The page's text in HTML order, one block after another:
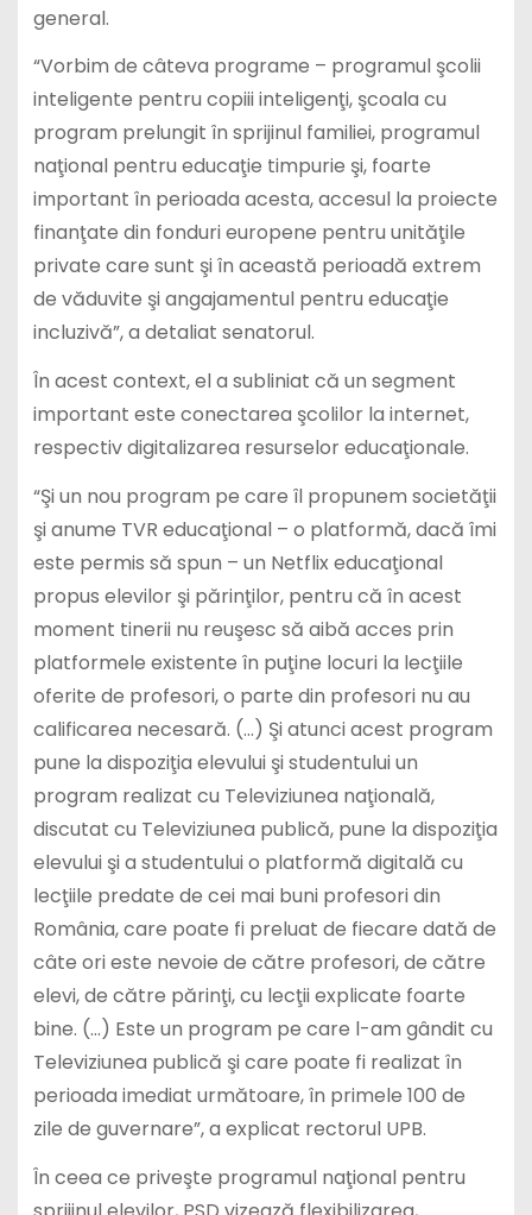
general.
“Vorbim de câteva programe – programul şcolii
inteligente pentru copiii inteligenţi, şcoala cu
program prelungit în sprijinul familiei, programul
naţional pentru educaţie timpurie şi, foarte
important în perioada acesta, accesul la proiecte
finanţate din fonduri europene pentru unităţile
private care sunt şi în această perioadă extrem
de văduvite şi angajamentul pentru educaţie
incluzivă”, a detaliat senatorul.
În acest context, el a subliniat că un segment
important este conectarea şcolilor la internet,
respectiv digitalizarea resurselor educaţionale.
“Şi un nou program pe care îl propunem societăţii
şi anume TVR educaţional – o platformă, dacă îmi
este permis să spun – un Netflix educaţional
propus elevilor şi părinţilor, pentru că în acest
moment tinerii nu reuşesc să aibă acces prin
platformele existente în puţine locuri la lecţiile
oferite de profesori, o parte din profesori nu au
calificarea necesară. (…) Şi atunci acest program
pune la dispoziţia elevului şi studentului un
program realizat cu Televiziunea naţională,
discutat cu Televiziunea publică, pune la dispoziţia
elevului şi a studentului o platformă digitală cu
lecţiile predate de cei mai buni profesori din
România, care poate fi preluat de fiecare dată de
câte ori este nevoie de către profesori, de către
elevi, de către părinţi, cu lecţii explicate foarte
bine. (…) Este un program pe care l-am gândit cu
Televiziunea publică şi care poate fi realizat în
perioada imediat următoare, în primele 100 de
zile de guvernare”, a explicat rectorul UPB.
În ceea ce priveşte programul naţional pentru